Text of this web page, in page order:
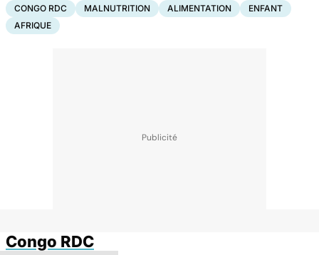
CONGO RDC MALNUTRITION ALIMENTATION
ENFANT
AFRIQUE
Congo RDC